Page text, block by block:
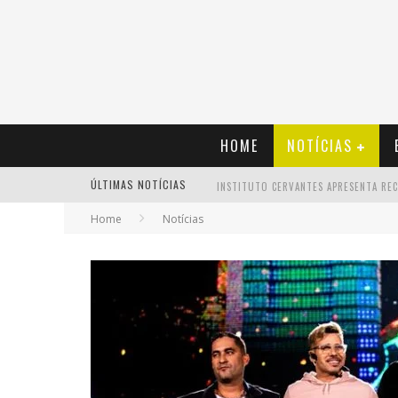
HOME NOTÍCIAS
ÚLTIMAS NOTÍCIAS
Home Notícias